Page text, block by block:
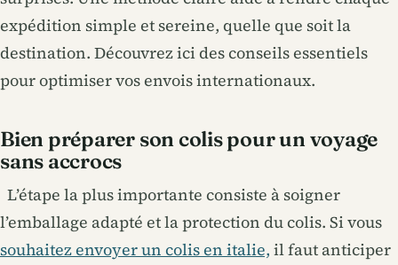
expédition simple et sereine, quelle que soit la
destination. Découvrez ici des conseils essentiels
pour optimiser vos envois internationaux.
Bien préparer son colis pour un voyage
sans accrocs
L’étape la plus importante consiste à soigner
l’emballage adapté et la protection du colis. Si vous
souhaitez envoyer un colis en italie, il faut anticiper